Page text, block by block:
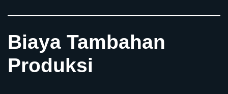
Biaya Tambahan
Produksi